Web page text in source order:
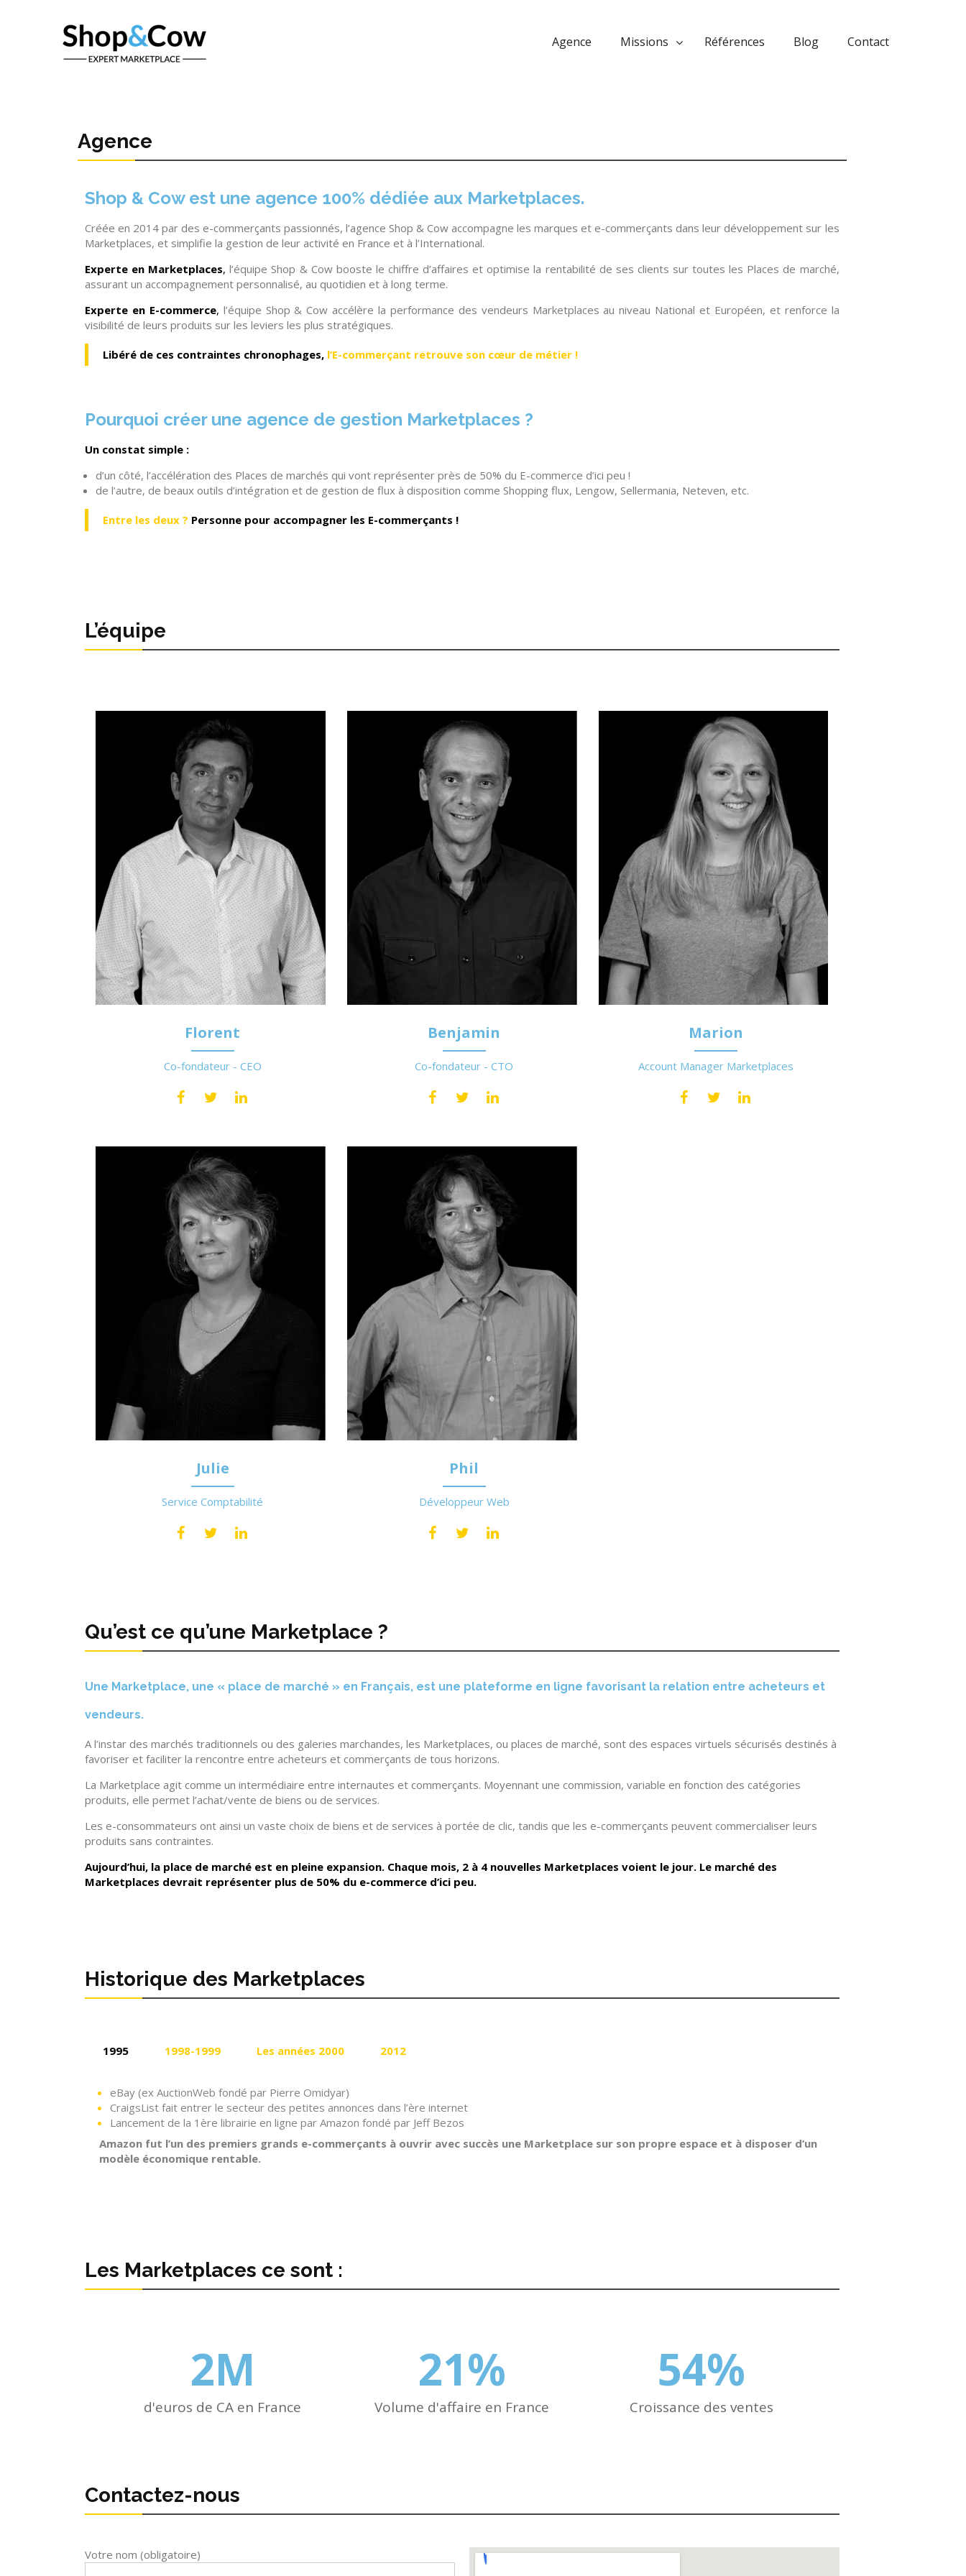
Agence Missions Références Blog Contact
Agence
Shop & Cow est une agence 100% dédiée aux Marketplaces.
Créée en 2014 par des e-commerçants passionnés, l’agence Shop & Cow accompagne les marques et e-commerçants dans leur développement sur les
Marketplaces, et simplifie la gestion de leur activité en France et à l’International.
Experte en Marketplaces, l’équipe Shop & Cow booste le chiffre d’affaires et optimise la rentabilité de ses clients sur toutes les Places de marché,
assurant un accompagnement personnalisé, au quotidien et à long terme.
Experte en E-commerce, l’équipe Shop & Cow accélère la performance des vendeurs Marketplaces au niveau National et Européen, et renforce la
visibilité de leurs produits sur les leviers les plus stratégiques.
Libéré de ces contraintes chronophages, l’E-commerçant retrouve son cœur de métier !
Pourquoi créer une agence de gestion Marketplaces ?
Un constat simple :
d’un côté, l’accélération des Places de marchés qui vont représenter près de 50% du E-commerce d’ici peu !
de l’autre, de beaux outils d’intégration et de gestion de flux à disposition comme Shopping flux, Lengow, Sellermania, Neteven, etc.
Entre les deux ? Personne pour accompagner les E-commerçants !
L’équipe
Florent
Co-fondateur - CEO
Benjamin
Co-fondateur - CTO
Marion
Account Manager Marketplaces
Julie
Service Comptabilité
Phil
Développeur Web
Qu’est ce qu’une Marketplace ?
Une Marketplace, une « place de marché » en Français, est une plateforme en ligne favorisant la relation entre acheteurs et
vendeurs.
A l’instar des marchés traditionnels ou des galeries marchandes, les Marketplaces, ou places de marché, sont des espaces virtuels sécurisés destinés à
favoriser et faciliter la rencontre entre acheteurs et commerçants de tous horizons.
La Marketplace agit comme un intermédiaire entre internautes et commerçants. Moyennant une commission, variable en fonction des catégories
produits, elle permet l’achat/vente de biens ou de services.
Les e-consommateurs ont ainsi un vaste choix de biens et de services à portée de clic, tandis que les e-commerçants peuvent commercialiser leurs
produits sans contraintes.
Aujourd’hui, la place de marché est en pleine expansion. Chaque mois, 2 à 4 nouvelles Marketplaces voient le jour. Le marché des
Marketplaces devrait représenter plus de 50% du e-commerce d’ici peu.
Historique des Marketplaces
1995 1998-1999 Les années 2000 2012
eBay (ex AuctionWeb fondé par Pierre Omidyar)
CraigsList fait entrer le secteur des petites annonces dans l’ère internet
Lancement de la 1ère librairie en ligne par Amazon fondé par Jeff Bezos
Amazon fut l’un des premiers grands e-commerçants à ouvrir avec succès une Marketplace sur son propre espace et à disposer d’un
modèle économique rentable.
Les Marketplaces ce sont :
2M
d'euros de CA en France
21%
Volume d'affaire en France
54%
Croissance des ventes
Contactez-nous
Votre nom (obligatoire)